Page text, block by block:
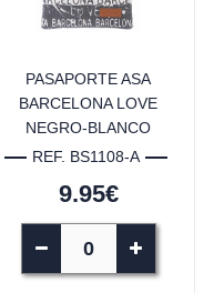
PASAPORTE ASA
BARCELONA LOVE
NEGRO-BLANCO
REF. BS1108-A
9.95€